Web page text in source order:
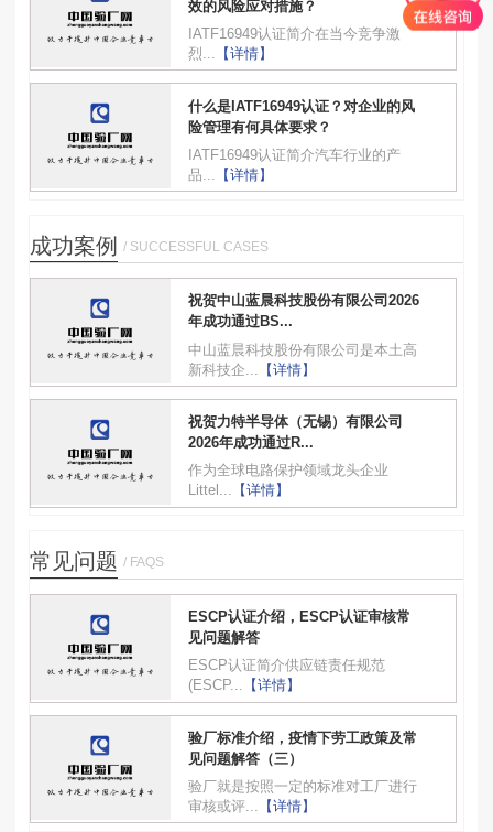
效的风险应对措施？
IATF16949认证简介在当今竞争激
烈...
【详情】
什么是IATF16949认证？对企业的风
险管理有何具体要求？
IATF16949认证简介汽车行业的产
品...
【详情】
成功案例 / SUCCESSFUL CASES
祝贺中山蓝晨科技股份有限公司2026
年成功通过BS...
中山蓝晨科技股份有限公司是本土高
新科技企...
【详情】
祝贺力特半导体（无锡）有限公司
2026年成功通过R...
作为全球电路保护领域龙头企业
Littel... 【详情】
常见问题 / FAQS
ESCP认证介绍，ESCP认证审核常
见问题解答
ESCP认证简介供应链责任规范
(ESCP... 【详情】
验厂标准介绍，疫情下劳工政策及常
见问题解答（三）
验厂就是按照一定的标准对工厂进行
审核或评... 【详情】